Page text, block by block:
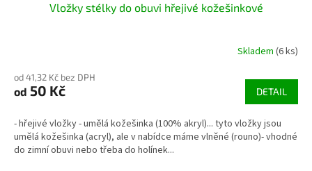
Vložky stélky do obuvi hřejivé kožešinkové
Skladem (6 ks)
od 41,32 Kč bez DPH
od 50 Kč DETAIL
- hřejivé vložky - umělá kožešinka (100% akryl)... tyto vložky jsou
umělá kožešinka (acryl), ale v nabídce máme vlněné (rouno)- vhodné
do zimní obuvi nebo třeba do holínek...